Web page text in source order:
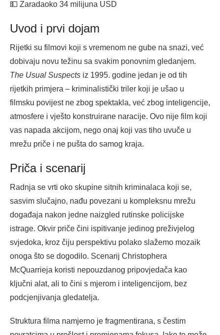
💵 Zaradaoko 34 milijuna USD
Uvod i prvi dojam
Rijetki su filmovi koji s vremenom ne gube na snazi, već
dobivaju novu težinu sa svakim ponovnim gledanjem.
The Usual Suspects iz 1995. godine jedan je od tih
rijetkih primjera – kriminalistički triler koji je ušao u
filmsku povijest ne zbog spektakla, već zbog inteligencije,
atmosfere i vješto konstruirane naracije. Ovo nije film koji
vas napada akcijom, nego onaj koji vas tiho uvuče u
mrežu priče i ne pušta do samog kraja.
Priča i scenarij
Radnja se vrti oko skupine sitnih kriminalaca koji se,
sasvim slučajno, nađu povezani u kompleksnu mrežu
događaja nakon jedne naizgled rutinske policijske
istrage. Okvir priče čini ispitivanje jedinog preživjelog
svjedoka, kroz čiju perspektivu polako slažemo mozaik
onoga što se dogodilo. Scenarij Christophera
McQuarrieja koristi nepouzdanog pripovjedača kao
ključni alat, ali to čini s mjerom i inteligencijom, bez
podcjenjivanja gledatelja.
Struktura filma namjerno je fragmentirana, s čestim